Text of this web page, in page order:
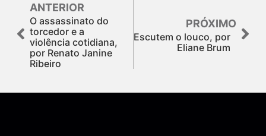
ANTERIOR
O assassinato do
torcedor e a
violência cotidiana,
por Renato Janine
Ribeiro
PRÓXIMO
Escutem o louco, por
Eliane Brum